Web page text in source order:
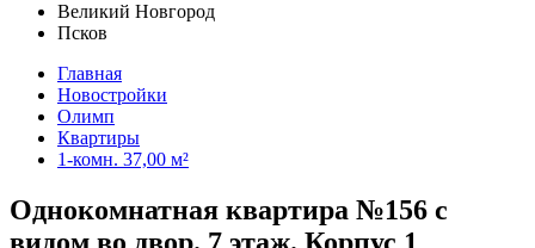
Великий Новгород
Псков
Главная
Новостройки
Олимп
Квартиры
1-комн. 37,00 м²
Однокомнатная квартира №156 с